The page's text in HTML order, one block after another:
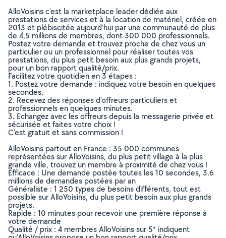
AlloVoisins c’est la marketplace leader dédiée aux
prestations de services et à la location de matériel, créée en
2013 et plébiscitée aujourd’hui par une communauté de plus
de 4,5 millions de membres, dont 300 000 professionnels.
Postez votre demande et trouvez proche de chez vous un
particulier ou un professionnel pour réaliser toutes vos
prestations, du plus petit besoin aux plus grands projets,
pour un bon rapport qualité/prix.
Facilitez votre quotidien en 3 étapes :
1. Postez votre demande : indiquez votre besoin en quelques
secondes.
2. Recevez des réponses d’offreurs particuliers et
professionnels en quelques minutes.
3. Echangez avec les offreurs depuis la messagerie privée et
sécurisée et faites votre choix !
C’est gratuit et sans commission !
AlloVoisins partout en France : 35 000 communes
représentées sur AlloVoisins, du plus petit village à la plus
grande ville, trouvez un membre à proximité de chez vous !
Efficace : Une demande postée toutes les 10 secondes, 3.6
millions de demandes postées par an
Généraliste : 1 250 types de besoins différents, tout est
possible sur AlloVoisins, du plus petit besoin aux plus grands
projets.
Rapide : 10 minutes pour recevoir une première réponse à
votre demande
Qualité / prix : 4 membres AlloVoisins sur 5* indiquent